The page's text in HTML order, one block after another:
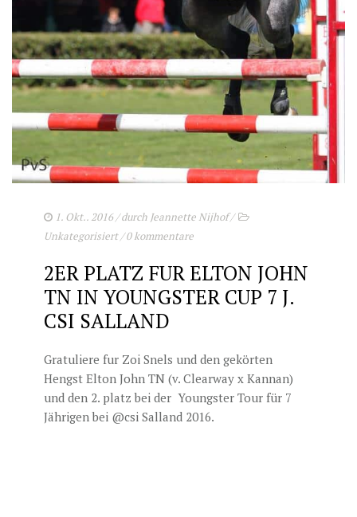
1. Okt.. 2016/ durch Jeannette Nijhof/
Unkategorisiert/0 kommentare
2ER PLATZ FUR ELTON JOHN
TN IN YOUNGSTER CUP 7 J.
CSI SALLAND
Gratuliere fur Zoi Snels und den gekörten
Hengst Elton John TN (v. Clearway x Kannan)
und den 2. platz bei der Youngster Tour für 7
Jährigen bei @csi Salland 2016.